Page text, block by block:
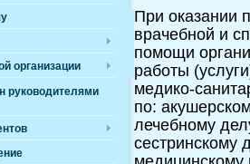
организации
руководителями
При оказании
врачебной и
помощи
работы
медико-
по:
лечебному
сестринскому